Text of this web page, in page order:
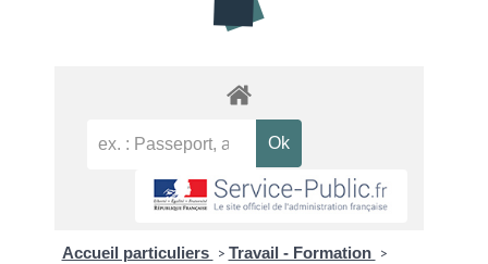
Accueil particuliers > Travail - Formation >